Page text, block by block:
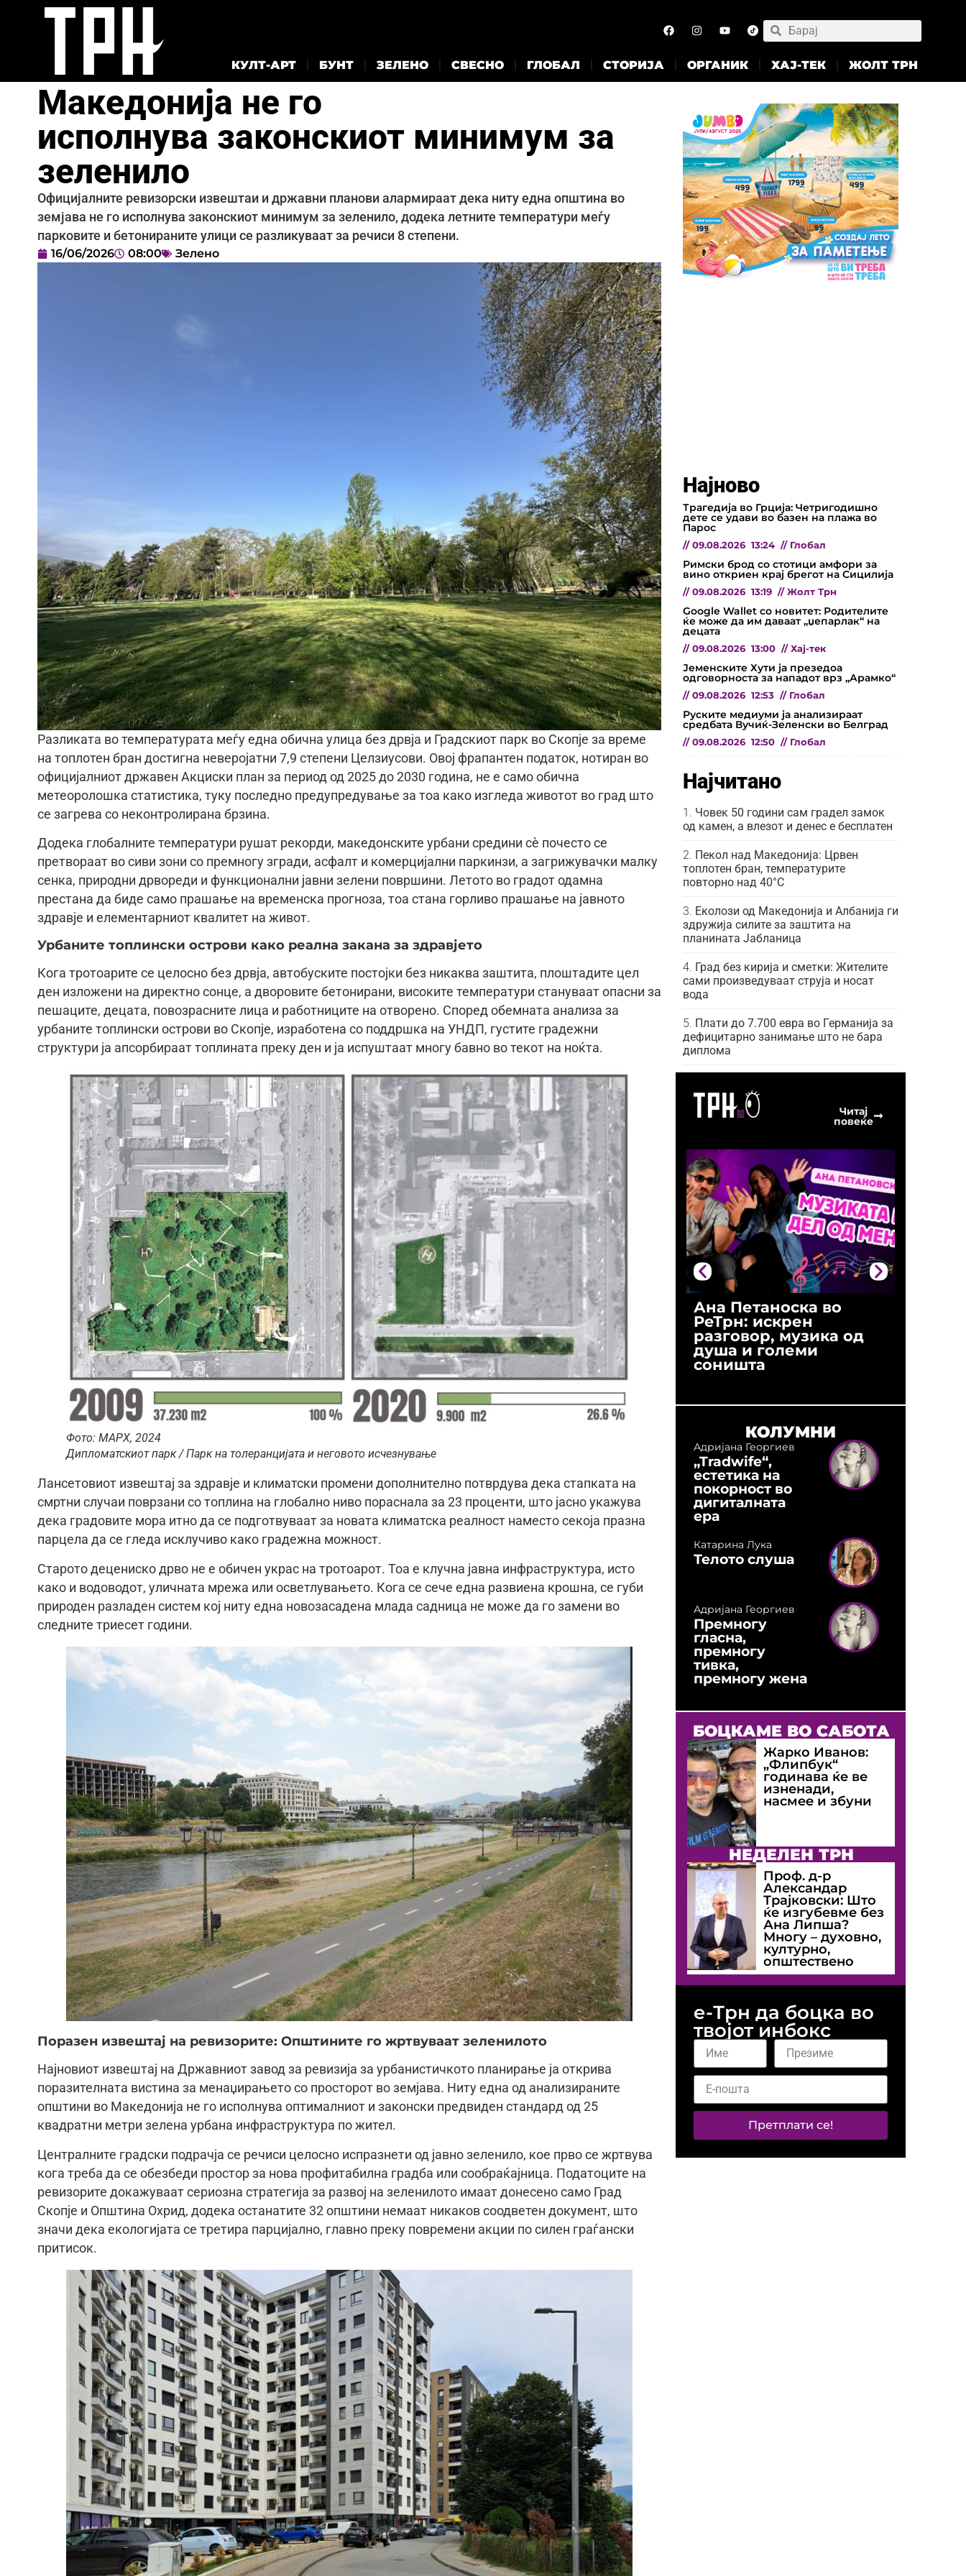
КУЛТ-АРТ БУНТ ЗЕЛЕНО СВЕСНО ГЛОБАЛ СТОРИЈА ОРГАНИК ХАЈ-ТЕК ЖОЛТ ТРН
Македонија не го
исполнува законскиот минимум за
зеленило
Официјалните ревизорски извештаи и државни планови алармираат дека ниту една општина во
земјава не го исполнува законскиот минимум за зеленило, додека летните температури меѓу
парковите и бетонираните улици се разликуваат за речиси 8 степени.
16/06/2026 08:00 Зелено
Разликата во температурата меѓу една обична улица без дрвја и Градскиот парк во Скопје за време
на топлотен бран достигна неверојатни 7,9 степени Целзиусови. Овој фрапантен податок, нотиран во
официјалниот државен Акциски план за период од 2025 до 2030 година, не е само обична
метеоролошка статистика, туку последно предупредување за тоа како изгледа животот во град што
се загрева со неконтролирана брзина.
Додека глобалните температури рушат рекорди, македонските урбани средини сè почесто се
претвораат во сиви зони со премногу згради, асфалт и комерцијални паркинзи, а загрижувачки малку
сенка, природни дрвореди и функционални јавни зелени површини. Летото во градот одамна
престана да биде само прашање на временска прогноза, тоа стана горливо прашање на јавното
здравје и елементарниот квалитет на живот.
Урбаните топлински острови како реална закана за здравјето
Кога тротоарите се целосно без дрвја, автобуските постојки без никаква заштита, плоштадите цел
ден изложени на директно сонце, а дворовите бетонирани, високите температури стануваат опасни за
пешаците, децата, повозрасните лица и работниците на отворено. Според обемната анализа за
урбаните топлински острови во Скопје, изработена со поддршка на УНДП, густите градежни
структури ја апсорбираат топлината преку ден и ја испуштаат многу бавно во текот на ноќта.
Фото: МАРХ, 2024
Дипломатскиот парк / Парк на толеранцијата и неговото исчезнување
Лансетовиот извештај за здравје и климатски промени дополнително потврдува дека стапката на
смртни случаи поврзани со топлина на глобално ниво пораснала за 23 проценти, што јасно укажува
дека градовите мора итно да се подготвуваат за новата климатска реалност наместо секоја празна
парцела да се гледа исклучиво како градежна можност.
Старото децениско дрво не е обичен украс на тротоарот. Тоа е клучна јавна инфраструктура, исто
како и водоводот, уличната мрежа или осветлувањето. Кога се сече една развиена крошна, се губи
природен разладен систем кој ниту една новозасадена млада садница не може да го замени во
следните триесет години.
Поразен извештај на ревизорите: Општините го жртвуваат зеленилото
Најновиот извештај на Државниот завод за ревизија за урбанистичкото планирање ја открива
поразителната вистина за менаџирањето со просторот во земјава. Ниту една од анализираните
општини во Македонија не го исполнува оптималниот и законски предвиден стандард од 25
квадратни метри зелена урбана инфраструктура по жител.
Централните градски подрачја се речиси целосно испразнети од јавно зеленило, кое прво се жртвува
кога треба да се обезбеди простор за нова профитабилна градба или сообраќајница. Податоците на
ревизорите докажуваат сериозна стратегија за развој на зеленилото имаат донесено само Град
Скопје и Општина Охрид, додека останатите 32 општини немаат никаков соодветен документ, што
значи дека екологијата се третира парцијално, главно преку повремени акции по силен граѓански
притисок.
Најново
Трагедија во Грција: Четригодишно
дете се удави во базен на плажа во
Парос
// 09.08.2026 13:24 // Глобал
Римски брод со стотици амфори за
вино откриен крај брегот на Сицилија
// 09.08.2026 13:19 // Жолт Трн
Google Wallet со новитет: Родителите
ќе може да им даваат „џепарлак“ на
децата
// 09.08.2026 13:00 // Хај-тек
Јеменските Хути ја презедоа
одговорноста за нападот врз „Арамко“
// 09.08.2026 12:53 // Глобал
Руските медиуми ја анализираат
средбата Вучиќ-Зеленски во Белград
// 09.08.2026 12:50 // Глобал
Најчитано
Човек 50 години сам градел замок
од камен, а влезот и денес е бесплатен
Пекол над Македонија: Црвен
топлотен бран, температурите
повторно над 40°C
Еколози од Македонија и Албанија ги
здружија силите за заштита на
планината Јабланица
Град без кирија и сметки: Жителите
сами произведуваат струја и носат
вода
Плати до 7.700 евра во Германија за
дефицитарно занимање што не бара
диплома
Читај
повеќе
Ана Петаноска во
РеТрн: искрен
разговор, музика од
душа и големи
соништа
КОЛУМНИ
Адријана Георгиев
„Tradwife“,
естетика на
покорност во
дигиталната
ера
Катарина Лука
Телото слуша
Адријана Георгиев
Премногу
гласна,
премногу
тивка,
премногу жена
БОЦКАМЕ ВО САБОТА
Жарко Иванов:
„Флипбук“
годинава ќе ве
изненади,
насмее и збуни
НЕДЕЛЕН ТРН
Проф. д-р
Александар
Трајковски: Што
ќе изгубевме без
Ана Липша?
Многу – духовно,
културно,
општествено
е-Трн да боцка во
твојот инбокс
Претплати се!